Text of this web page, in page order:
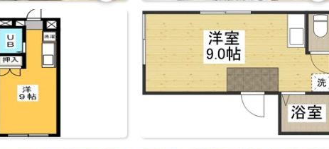
お気 お気
に入
り登
録